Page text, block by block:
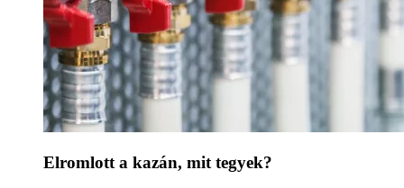
Elromlott a kazán, mit tegyek?